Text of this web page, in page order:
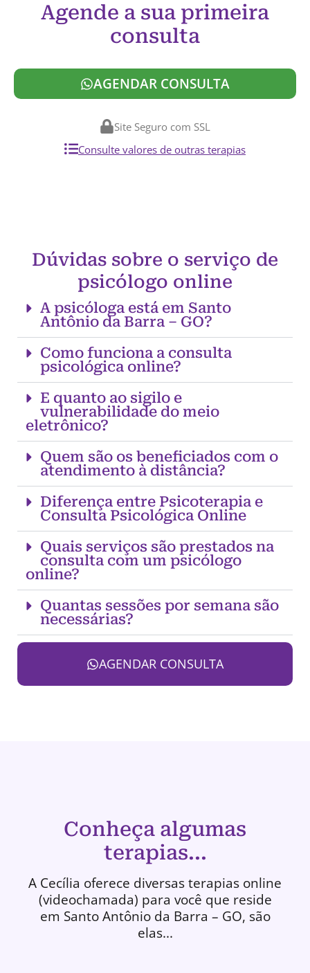
Agende a sua primeira
consulta
AGENDAR CONSULTA
Site Seguro com SSL
Consulte valores de outras terapias
Dúvidas sobre o serviço de
psicólogo online
A psicóloga está em Santo
Antônio da Barra – GO?
Como funciona a consulta
psicológica online?
E quanto ao sigilo e
vulnerabilidade do meio
eletrônico?
Quem são os beneficiados com o
atendimento à distância?
Diferença entre Psicoterapia e
Consulta Psicológica Online
Quais serviços são prestados na
consulta com um psicólogo
online?
Quantas sessões por semana são
necessárias?
AGENDAR CONSULTA
Conheça algumas
terapias...
A Cecília oferece diversas terapias online
(videochamada) para você que reside
em Santo Antônio da Barra – GO, são
elas...